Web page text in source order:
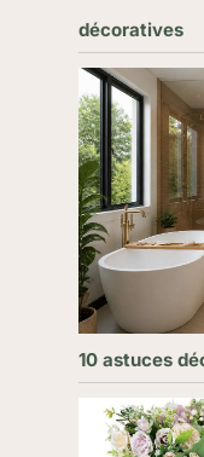
décoratives
10 astuces